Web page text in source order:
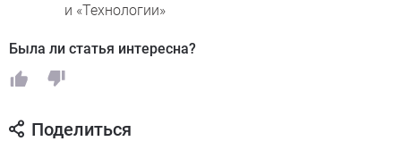
и «Технологии»
Была ли статья интересна?
Поделиться